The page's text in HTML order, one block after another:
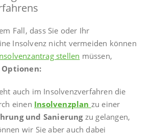
Fall, dass Sie oder Ihr
Insolvenz nicht vermeiden können
stellen müssen,
Optionen:
auch im Insolvenzverfahren die
einen Insolvenzplan zu einer
und Sanierungzu gelangen,
wir Sie aber auch dabei